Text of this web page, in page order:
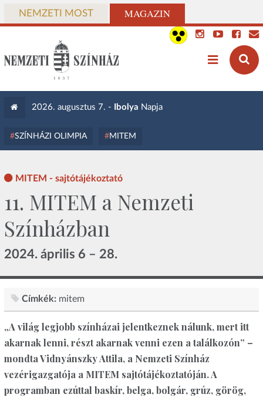
NEMZETI MOST MAGAZIN
2026. augusztus 7. - Ibolya Napja
SZÍNHÁZI OLIMPIA MITEM
MITEM - sajtótájékoztató
11. MITEM a Nemzeti
Színházban
2024. április 6 – 28.
Címkék: mitem
„A világ legjobb színházai jelentkeznek nálunk, mert itt
akarnak lenni, részt akarnak venni ezen a találkozón” –
mondta Vidnyánszky Attila, a Nemzeti Színház
vezérigazgatója a MITEM sajtótájékoztatóján. A
programban ezúttal baskír, belga, bolgár, grúz, görög,